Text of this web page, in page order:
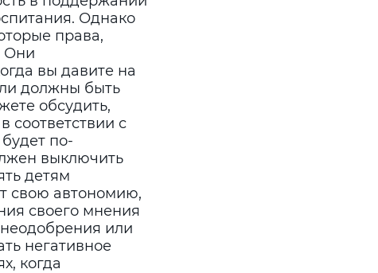
Однако
права,
Они
вы давите на
должны быть
обсудить,
соответствии с
по-
выключить
детям
свою автономию,
своего мнения
или
негативное
когда